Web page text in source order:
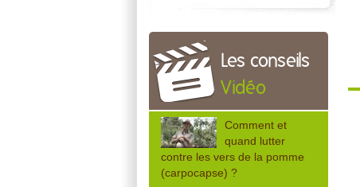
Les conseils
Vidéo
Comment et
quand lutter
contre les vers de la pomme
(carpocapse) ?